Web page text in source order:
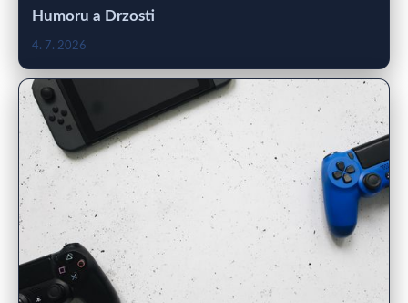
Humoru a Drzosti
4. 7. 2026